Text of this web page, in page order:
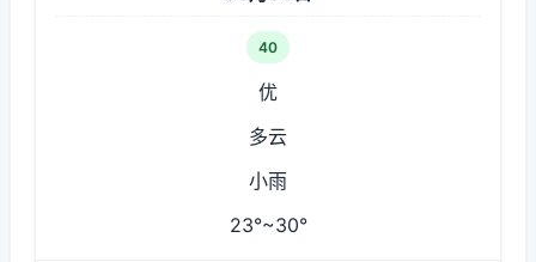
40
优
多云
小雨
23°~30°